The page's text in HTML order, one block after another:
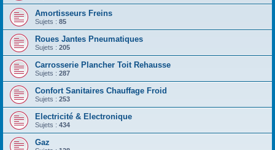
Amortisseurs Freins
Sujets : 85
Roues Jantes Pneumatiques
Sujets : 205
Carrosserie Plancher Toit Rehausse
Sujets : 287
Confort Sanitaires Chauffage Froid
Sujets : 253
Electricité & Electronique
Sujets : 434
Gaz